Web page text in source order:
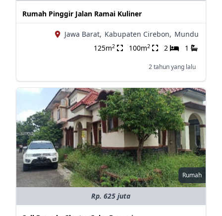
Rumah Pinggir Jalan Ramai Kuliner
Jawa Barat, Kabupaten Cirebon, Mundu
125m2 100m2 2 1
2 tahun yang lalu
Rumah
Rp. 625 juta